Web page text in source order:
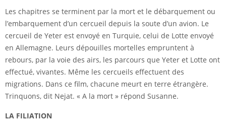
Les chapitres se terminent par la mort et le débarquement ou
l’embarquement d’un cercueil depuis la soute d’un avion. Le
cercueil de Yeter est envoyé en Turquie, celui de Lotte envoyé
en Allemagne. Leurs dépouilles mortelles empruntent à
rebours, par la voie des airs, les parcours que Yeter et Lotte ont
effectué, vivantes. Même les cercueils effectuent des
migrations. Dans ce film, chacune meurt en terre étrangère.
Trinquons, dit Nejat. « A la mort » répond Susanne.
LA FILIATION